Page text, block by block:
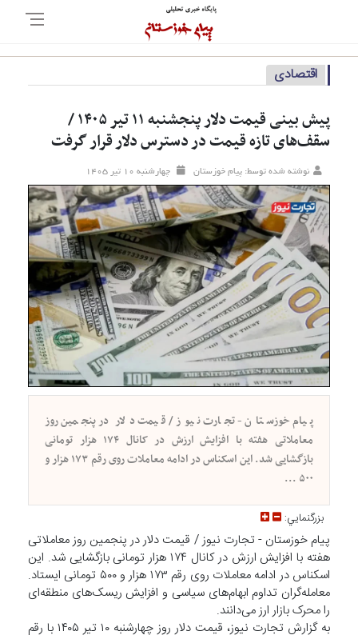
اقتصادی
پیش‌ بینی قیمت دلار پنجشنبه ۱۱ تیر ۱۴۰۵ /
سقف‌های تازه قیمت در دسترس دلار قرار گرفت
نوشته شده توسط: پیام خوزستان چهارشنبه ۱۰ تير ۱۴۰۵
پیام خوزستان - تجارت نیوز / قیمت دلار در پنجمین روز
معاملاتی هفته با افزایش ارزش در کانال ۱۷۴ هزار تومانی
بازگشایی شد. این اسکناس در ادامه معاملات روی رقم ۱۷۳ هزار و
۵۰۰ ...
بزرگنمايي:
پیام خوزستان - تجارت نیوز / قیمت دلار در پنجمین روز معاملاتی
هفته با افزایش ارزش در کانال ۱۷۴ هزار تومانی بازگشایی شد. این
اسکناس در ادامه معاملات روی رقم ۱۷۳ هزار و ۵۰۰ تومانی ایستاد.
معامله‌گران تداوم ابهام‌های سیاسی و افزایش ریسک‌های منطقه‌ای
را محرک بازار ارز می‌دانند.
به گزارش تجارت نیوز، قیمت دلار روز چهارشنبه ۱۰ تیر ۱۴۰۵ با رقم